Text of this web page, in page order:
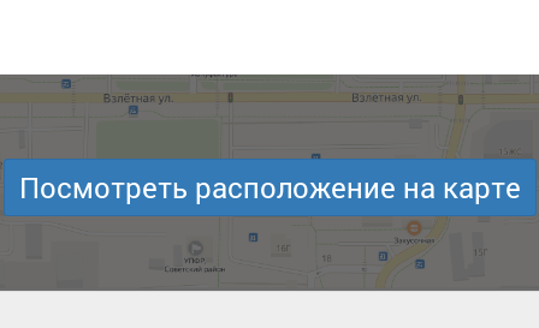
Посмотреть расположение на карте